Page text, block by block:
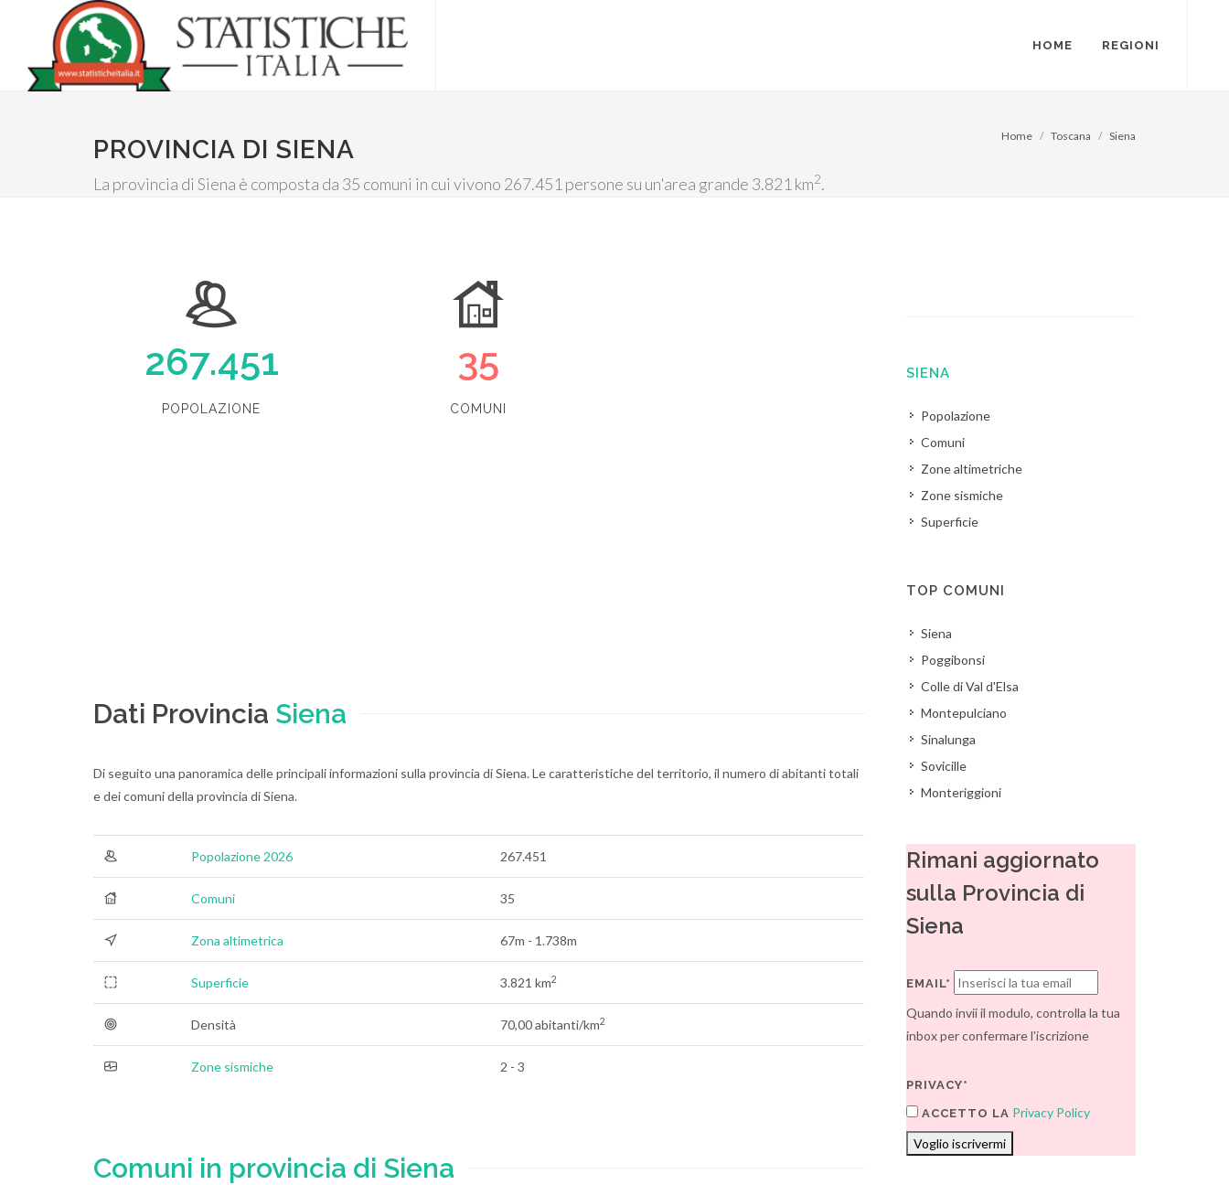
HOME REGIONI
PROVINCIA DI SIENA
La provincia di Siena è composta da 35 comuni in cui vivono 267.451 persone su un'area grande 3.821 km2.
Home Toscana Siena
267.451
POPOLAZIONE
35
COMUNI
Dati Provincia Siena
Di seguito una panoramica delle principali informazioni sulla provincia di Siena. Le caratteristiche del territorio, il numero di abitanti totali
e dei comuni della provincia di Siena.
Popolazione 2026 267.451
Comuni 35
Zona altimetrica 67m - 1.738m
Superficie 3.821 km2
Densità 70,00 abitanti/km2
Zone sismiche 2 - 3
Comuni in provincia di Siena
SIENA
Popolazione
Comuni
Zone altimetriche
Zone sismiche
Superficie
TOP COMUNI
Siena
Poggibonsi
Colle di Val d'Elsa
Montepulciano
Sinalunga
Sovicille
Monteriggioni
Rimani aggiornato
sulla Provincia di
Siena
EMAIL*
Quando invii il modulo, controlla la tua
inbox per confermare l'iscrizione
PRIVACY*
ACCETTO LA Privacy Policy
Voglio iscrivermi